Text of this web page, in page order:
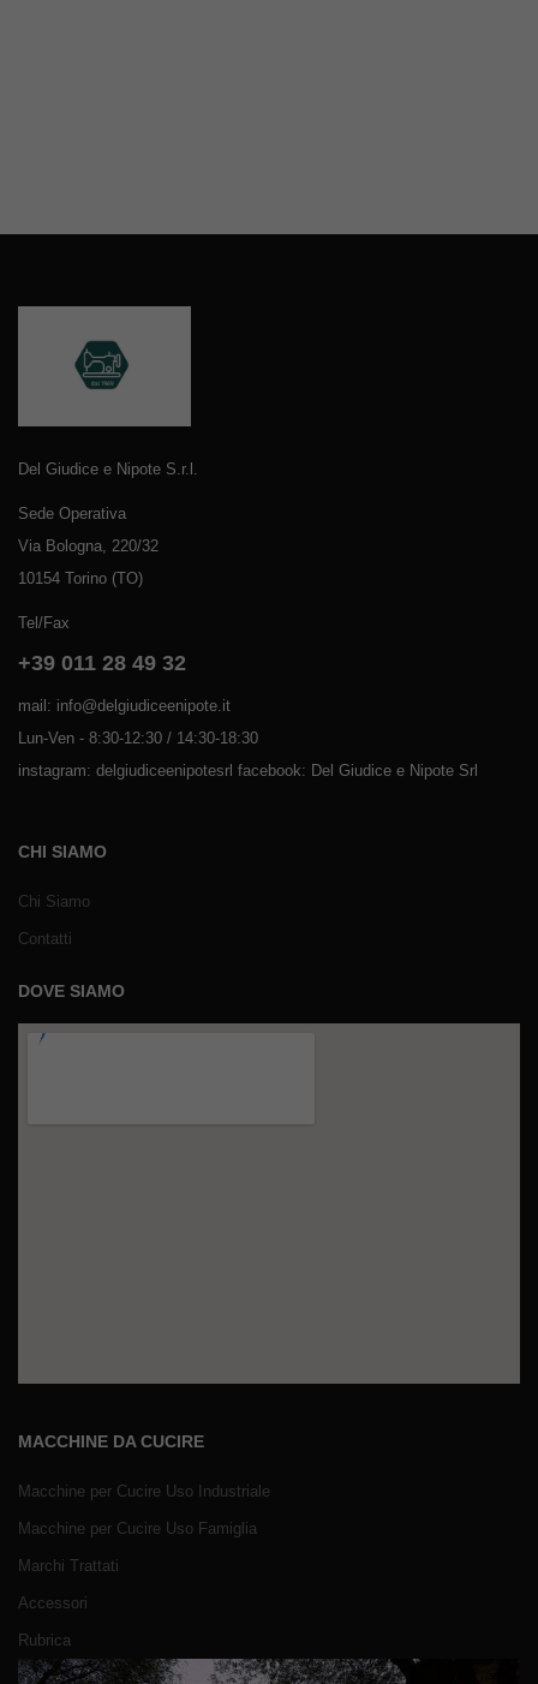
Del Giudice e Nipote S.r.l.
Sede Operativa
Via Bologna, 220/32
10154 Torino (TO)
Tel/Fax
+39 011 28 49 32
mail: info@delgiudiceenipote.it
Lun-Ven - 8:30-12:30 / 14:30-18:30
instagram: delgiudiceenipotesrl facebook: Del Giudice e Nipote Srl
CHI SIAMO
Chi Siamo
Contatti
DOVE SIAMO
MACCHINE DA CUCIRE
Macchine per Cucire Uso Industriale
Macchine per Cucire Uso Famiglia
Marchi Trattati
Accessori
Rubrica